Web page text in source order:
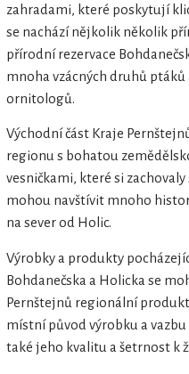
zahradami, které poskytují
se nachází nějkolik několik
přírodní rezervace
mnoha vzácných druhů
ornitologů.
Východní část Kraje
regionu s bohatou
vesničkami, které si
mohou navštívit mnoho
na sever od Holic.
Výrobky a produkty
Bohdanečska a Holicka se
Pernštejnů regionální
místní původ výrobku a
také jeho kvalitu a šetrnost k